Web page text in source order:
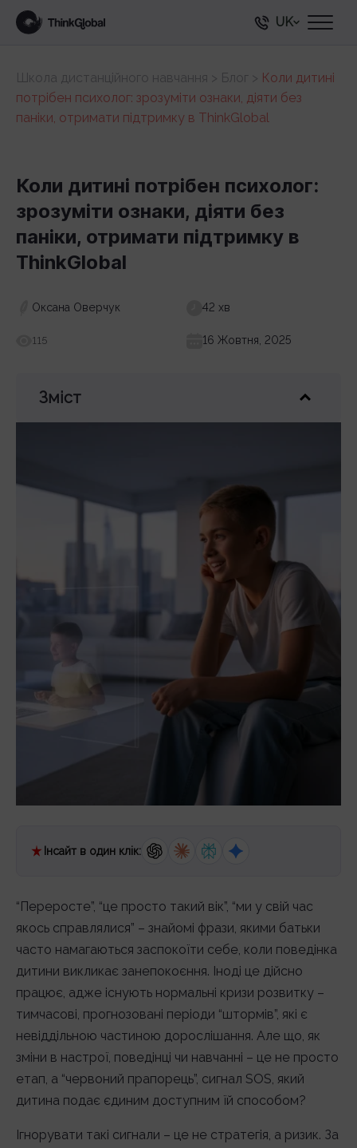
UK
Школа дистанційного навчання > Блог > Коли дитині
потрібен психолог: зрозуміти ознаки, діяти без
паніки, отримати підтримку в ThinkGlobal
Коли дитині потрібен психолог:
зрозуміти ознаки, діяти без
паніки, отримати підтримку в
ThinkGlobal
Оксана Оверчук 42 хв
115 16 Жовтня, 2025
Інсайт в один клік:
“Переросте”, “це просто такий вік”, “ми у свій час
якось справлялися” – знайомі фрази, якими батьки
часто намагаються заспокоїти себе, коли поведінка
дитини викликає занепокоєння. Іноді це дійсно
працює, адже існують нормальні кризи розвитку –
тимчасові, прогнозовані періоди “штормів”, які є
невіддільною частиною дорослішання. Але що, як
зміни в настрої, поведінці чи навчанні – це не просто
етап, а “червоний прапорець”, сигнал SOS, який
дитина подає єдиним доступним їй способом?
Ігнорувати такі сигнали – це не стратегія, а ризик. За
Зміст